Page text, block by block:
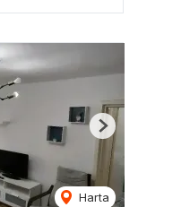
Harta
Next